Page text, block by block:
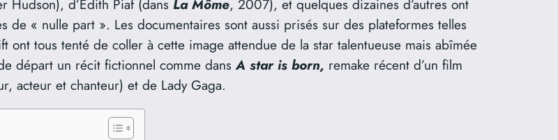
« nulle part ». Les documentaires sont aussi prisés sur des plateformes telles
ont tous tenté de coller à cette image attendue de la star talentueuse mais abîmée
départ un récit fictionnel comme dansA star is born, remake récent d’un film
acteur et chanteur) et de Lady Gaga.